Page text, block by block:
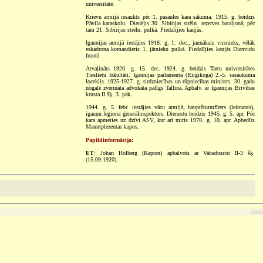
universitātē.
Krievu armijā iesaukts pēc 1. pasaules kara sākuma. 1915. g. beidzis
Pāvila karaskolu. Dienējis 30. Sibīrijas strēln. rezerves bataljonā, pēc
tam 21. Sibīrijas strēln. pulkā. Piedalījies kaujās.
Igaunijas armijā iestājies 1918. g. 1. dec., jaunākais virsnieks, vēlāk
eskadrona komandieris 1. jātnieku pulkā. Piedalījies kaujās Dienvidu
frontē.
Atvaļināts 1920. g. 15. dec. 1924. g. beidzis Tartu universitātes
Tieslietu fakultāti. Igaunijas parlamenta (Riigikoga) 2.-5. sasaukuma
loceklis. 1925-1927. g. tirdzniecības un rūpniecības ministrs. 30. gadu
nogalē zvērināta advokāta palīgs Tallinā. Apbalv. ar Igaunijas Brīvības
krusta II šķ. 3. pak.
1944. g. 5. febr. iestājies vācu armijā, hauptšturmfīrers (leitnants),
igauņu leģiona ģenerālinspektors. Dienestu beidzis 1945. g. 5. apr. Pēc
kara apmeties uz dzīvi ASV, kur arī miris 1978. g. 10. apr. Apbedīts
Mauntplezentas kapos.
Papildinformācija:
ET: Johan Holberg (Kapten) apbalvots ar Vabadusrist II-3 šķ.
(15.09.1920).